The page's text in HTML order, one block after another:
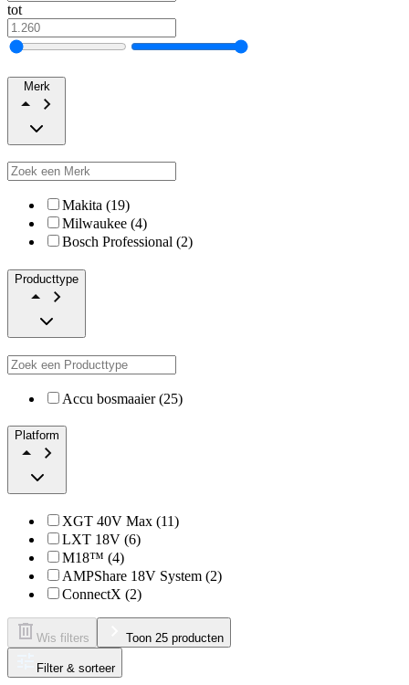
tot
Merk
Makita (19)
Milwaukee (4)
Bosch Professional (2)
Producttype
Accu bosmaaier (25)
Platform
XGT 40V Max (11)
LXT 18V (6)
M18™ (4)
AMPShare 18V System (2)
ConnectX (2)
Wis filters Toon 25 producten
Filter & sorteer